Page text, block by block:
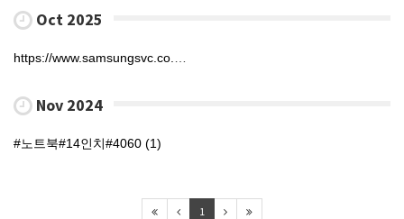
Oct 2025
Nov 2024
#노트북#14인치#4060 (1)
1